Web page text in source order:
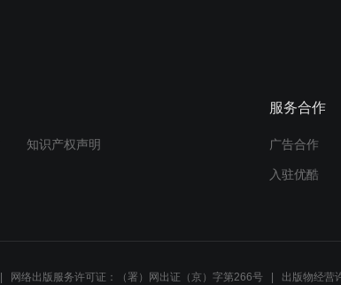
知识产权声明
服务合作
广告合作
入驻优酷
网络出版服务许可证：（署）网出证（京）字第266号 出版物经营